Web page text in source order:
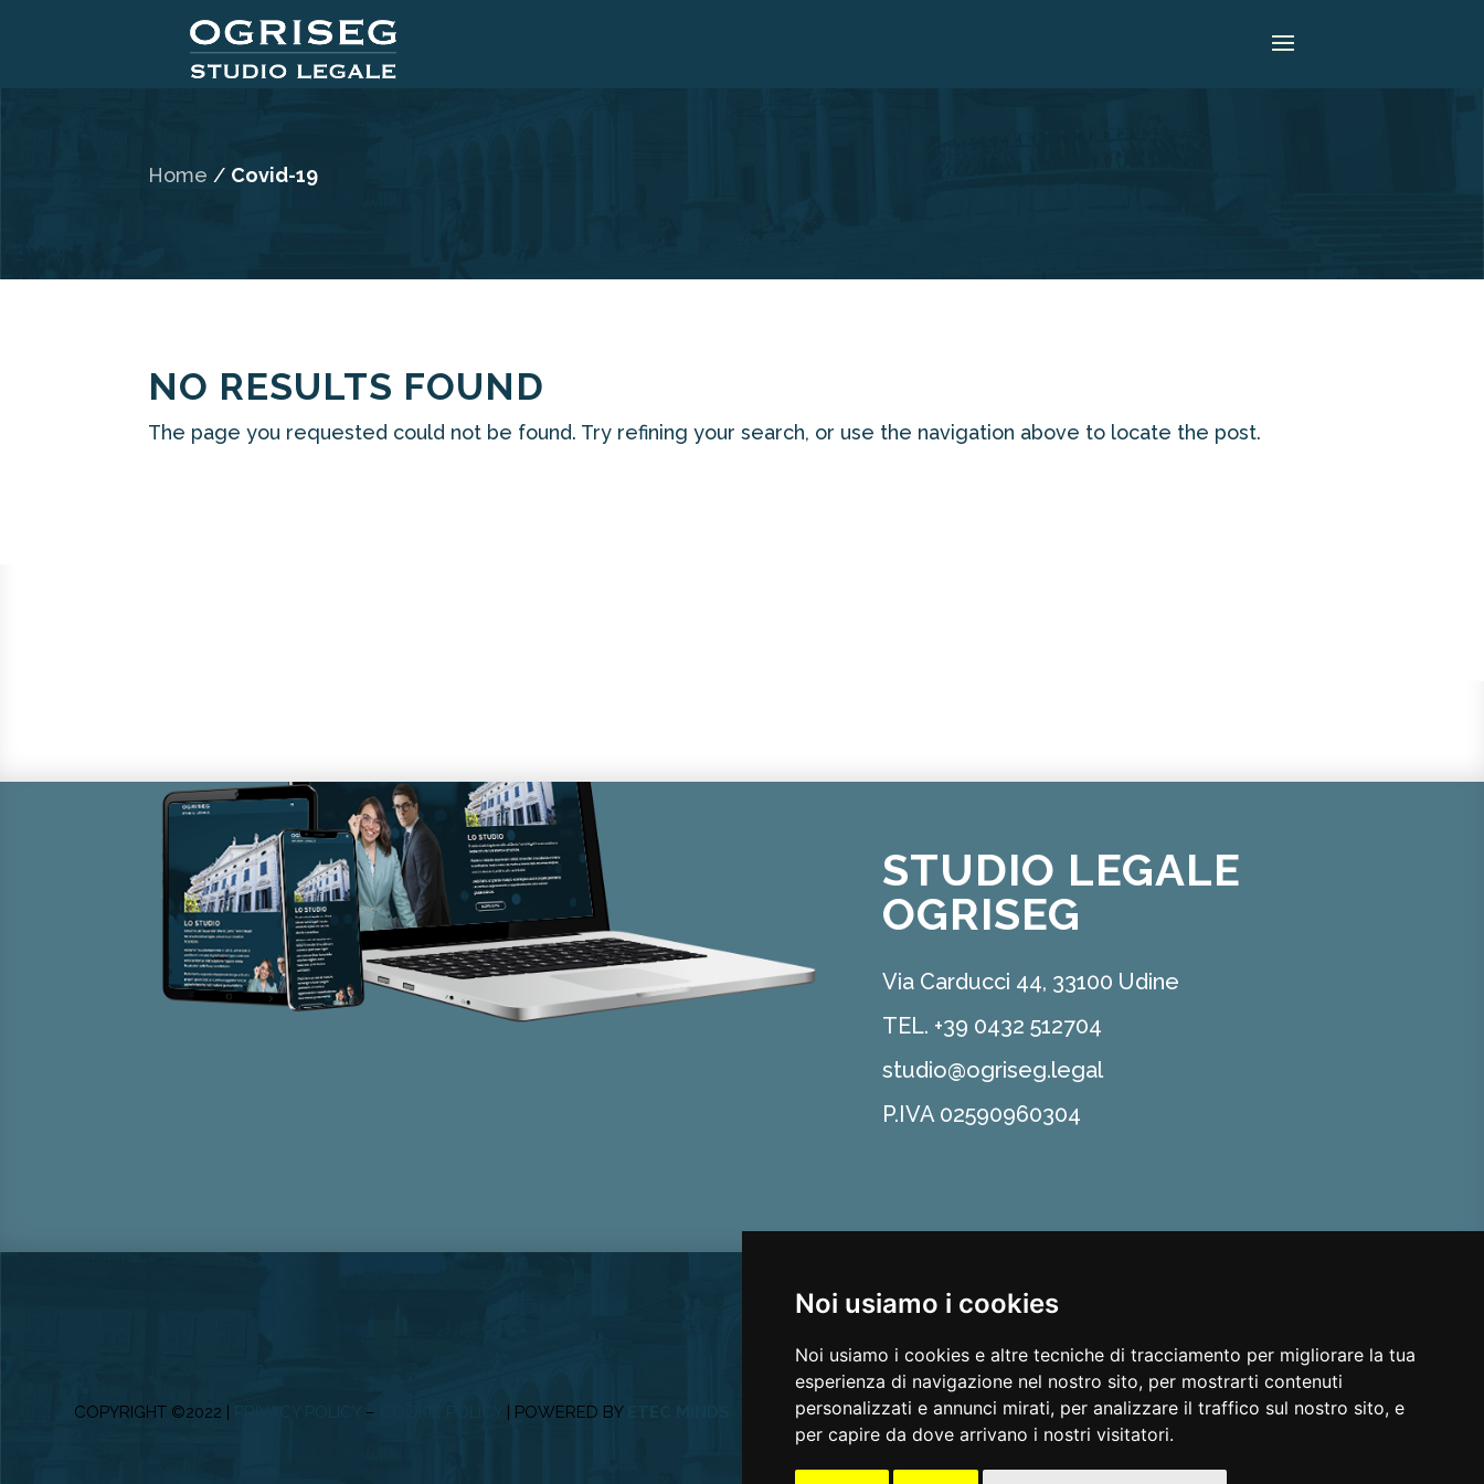
Noi usiamo i cookies
Noi usiamo i cookies e altre tecniche di tracciamento per migliorare la tua
esperienza di navigazione nel nostro sito, per mostrarti contenuti
personalizzati e annunci mirati, per analizzare il traffico sul nostro sito, e
per capire da dove arrivano i nostri visitatori.
Home / Covid-19
NO RESULTS FOUND
The page you requested could not be found. Try refining your search, or use the navigation above to locate the post.
STUDIO LEGALE
OGRISEG
Via Carducci 44, 33100 Udine
TEL. +39 0432 512704
studio@ogriseg.legal
P.IVA 02590960304
COPYRIGHT ©2022 | – | POWERED BY